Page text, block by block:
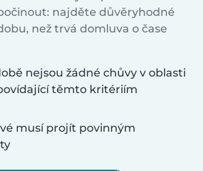
najděte důvěryhodné
než trvá domluva o čase
nejsou žádné chůvy v oblasti
těmto kritériím
musí projít povinným